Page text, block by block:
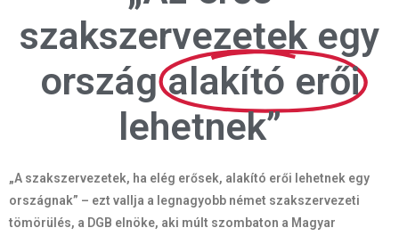
szakszervezetek egy
országalakító erői
lehetnek”
„A szakszervezetek, ha elég erősek, alakító erői lehetnek egy
országnak” – ezt vallja a legnagyobb német szakszervezeti
tömörülés, a DGB elnöke, aki múlt szombaton a Magyar